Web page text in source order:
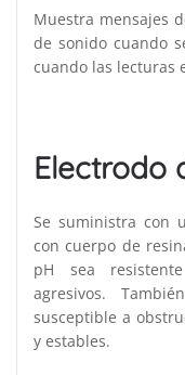
Muestra mensajes
de sonido cuando
cuando las lecturas
Electrodo
Se suministra con
con cuerpo de
pH sea
agresivos.
susceptible a
y estables.